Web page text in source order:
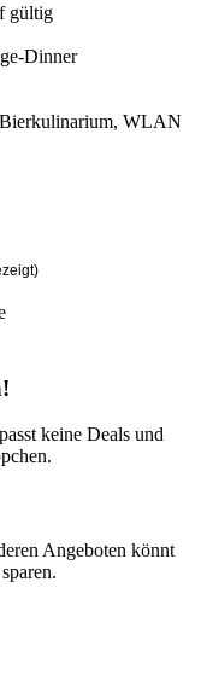
gültig
Dinner
Bierkulinarium, WLAN
keine Deals und
Angeboten könnt